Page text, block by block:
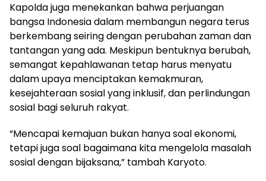
Kapolda juga menekankan bahwa perjuangan
bangsa Indonesia dalam membangun negara terus
berkembang seiring dengan perubahan zaman dan
tantangan yang ada. Meskipun bentuknya berubah,
semangat kepahlawanan tetap harus menyatu
dalam upaya menciptakan kemakmuran,
kesejahteraan sosial yang inklusif, dan perlindungan
sosial bagi seluruh rakyat.
“Mencapai kemajuan bukan hanya soal ekonomi,
tetapi juga soal bagaimana kita mengelola masalah
sosial dengan bijaksana,” tambah Karyoto.